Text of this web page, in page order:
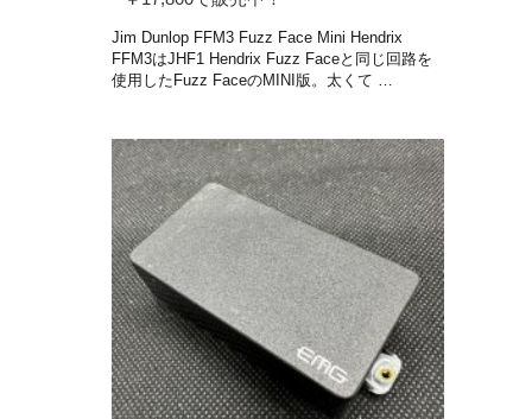
Jim Dunlop FFM3 Fuzz Face Mini Hendrix
FFM3はJHF1 Hendrix Fuzz Faceと同じ回路を
使用したFuzz FaceのMINI版。太くて …